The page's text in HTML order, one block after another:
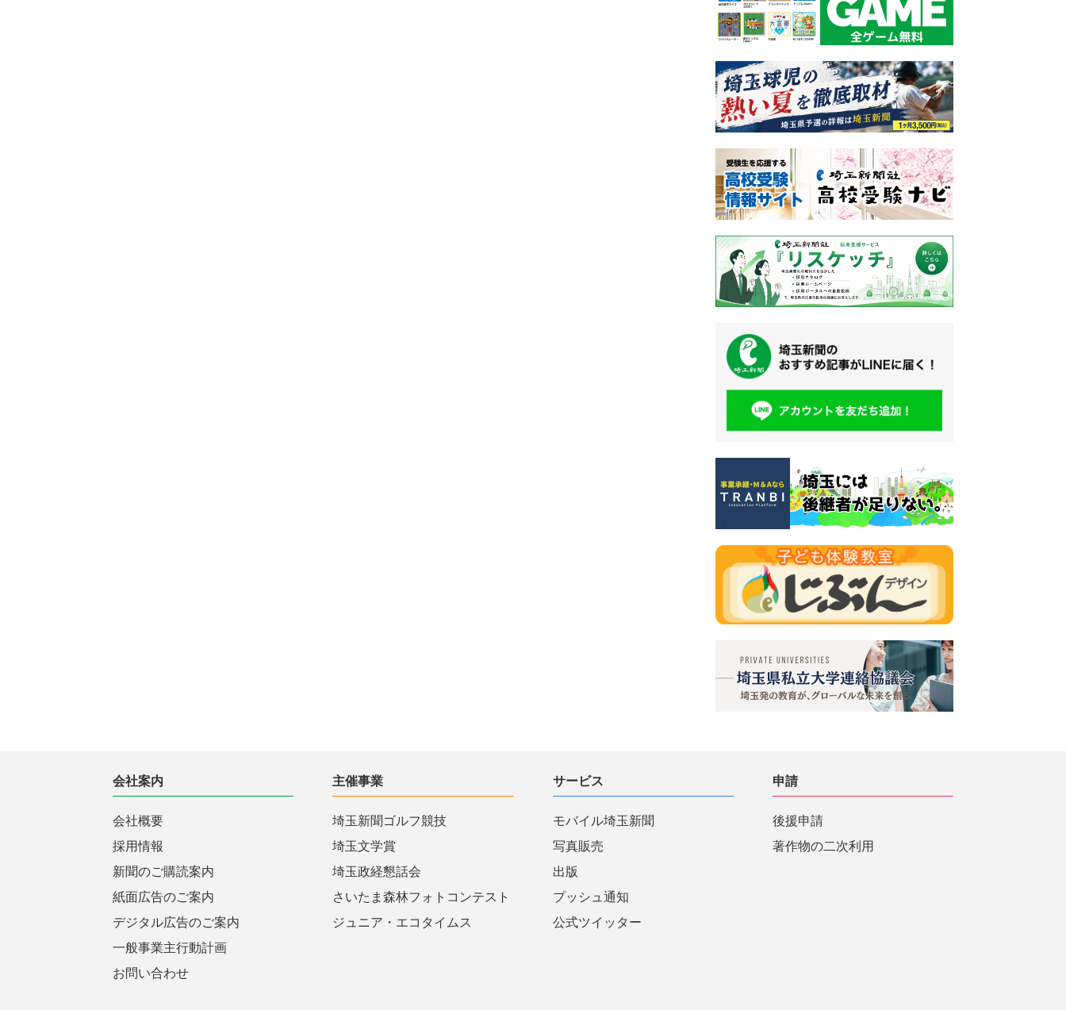
会社案内
会社概要
採用情報
新聞のご購読案内
紙面広告のご案内
デジタル広告のご案内
一般事業主行動計画
お問い合わせ
主催事業
埼玉新聞ゴルフ競技
埼玉文学賞
埼玉政経懇話会
さいたま森林フォトコンテスト
ジュニア・エコタイムス
サービス
モバイル埼玉新聞
写真販売
出版
プッシュ通知
公式ツイッター
申請
後援申請
著作物の二次利用